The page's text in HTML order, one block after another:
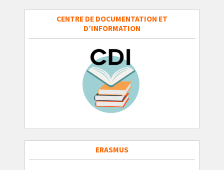
CENTRE DE DOCUMENTATION ET
D’INFORMATION
ERASMUS